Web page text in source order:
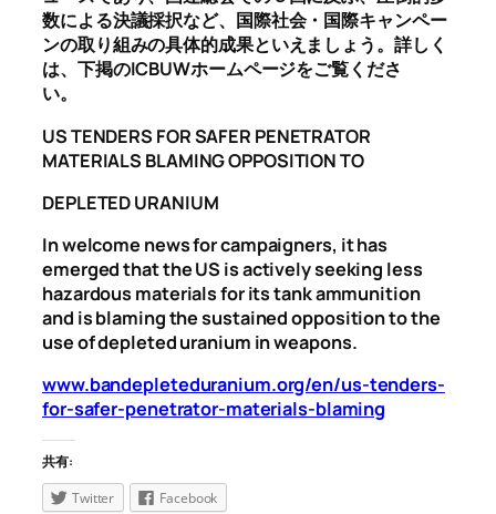
数による決議採択など、国際社会・国際キャンペー
ンの取り組みの具体的成果といえましょう。詳しく
は、下掲のICBUWホームページをご覧くださ
い。
US TENDERS FOR SAFER PENETRATOR
MATERIALS BLAMING OPPOSITION TO
DEPLETED URANIUM
In welcome news for campaigners, it has
emerged that the US isactively seeking less
hazardous materials for its tank ammunition
and is blaming the sustained opposition to the
use of depleted uranium inweapons.
www.bandepleteduranium.org/en/us-tenders-
for-safer-penetrator-materials-blaming
共有:
Twitter
Facebook